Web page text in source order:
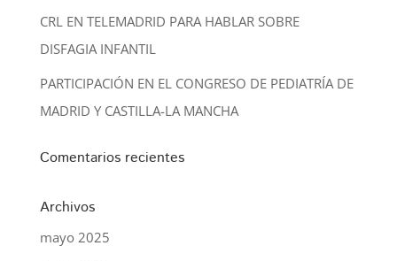
CRL EN TELEMADRID PARA HABLAR SOBRE
DISFAGIA INFANTIL
PARTICIPACIÓN EN EL CONGRESO DE PEDIATRÍA DE
MADRID Y CASTILLA-LA MANCHA
Comentarios recientes
Archivos
mayo 2025